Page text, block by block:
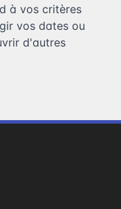
à vos critères
vos dates ou
d'autres